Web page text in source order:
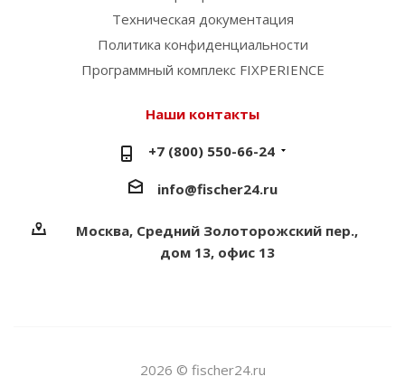
Техническая документация
Политика конфиденциальности
Программный комплекс FIXPERIENCE
Наши контакты
+7 (800) 550-66-24
info@fischer24.ru
Москва, Средний Золоторожский пер.,
дом 13, офис 13
2026 © fischer24.ru